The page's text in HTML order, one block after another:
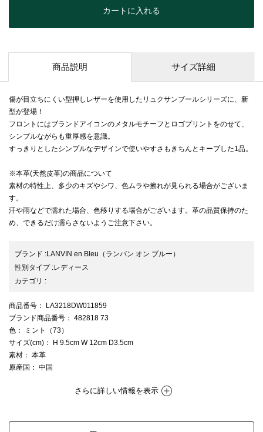
カートに入れる
商品説明 サイズ詳細
傷が目立ちにくい型押しレザーを使用したリュクサンブールシリーズに、新
型が登場！
フロントにはブランドアイコンのメタルモチーフとロゴプリントをのせて、
シンプルながらも重厚感を意識。
すっきりとしたシンプルなデザインで使いやすさもきちんとキープした1品。
※本革(天然皮革)の商品について
素材の特性上、多少のキズやシワ、色ムラや擦れが見られる場合がございま
す。
汗や雨などで濡れた場合、色移りする場合がございます。革の品質保持のた
め、できるだけ濡らさないようご注意下さい。
ブランド :LANVIN en Bleu （ランバン オン ブルー）
性別タイプ:レディース
カテゴリ :
商品番号 ： LA3218DW011859
ブランド商品番号 ： 482818 73
色 ： ミント（73）
サイズ(cm) ： H 9.5cm W 12cm D3.5cm
素材 ： 本革
原産国 ： 中国
さらに詳しい情報を表示